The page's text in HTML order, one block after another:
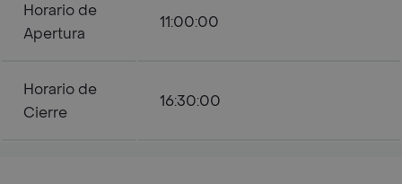
Horario de
Apertura
11:00:00
Horario de
Cierre
16:30:00